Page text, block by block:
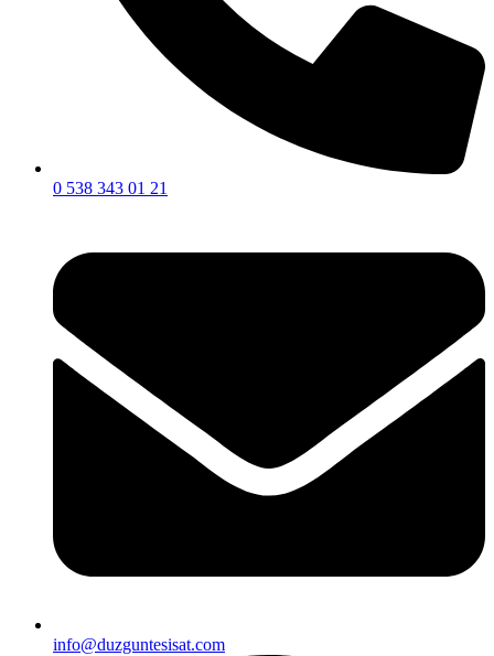
0 538 343 01 21
info@duzguntesisat.com